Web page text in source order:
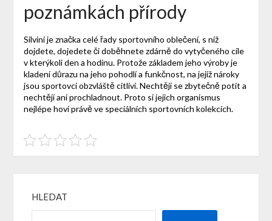
poznámkách přírody
Silvini je značka celé řady sportovního oblečení, s níž
dojdete, dojedete či doběhnete zdárně do vytyčeného cíle
v kterýkoli den a hodinu. Protože základem jeho výroby je
kladení důrazu na jeho pohodlí a funkčnost, na jejíž nároky
jsou sportovci obzvláště citliví. Nechtějí se zbytečně potit a
nechtějí ani prochladnout. Proto si jejich organismus
nejlépe hoví právě ve speciálních sportovních kolekcích.
HLEDAT